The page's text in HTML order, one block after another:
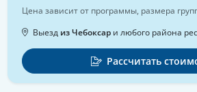
Цена зависит от программы, размера
Выезд из Чебоксари любого района
Рассчитать